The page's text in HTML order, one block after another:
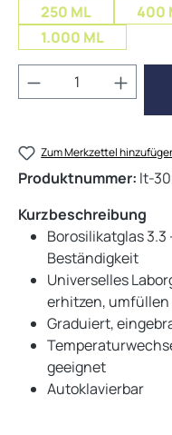
250 ML
400
1.000 ML
Produkt
Zum Merkzettel
Produktnummer: lt-
Kurzbeschreibung
Borosilikatglas
Beständigkeit
Universelles
erhitzen, umfüllen
Graduiert,
geeignet
Autoklavierbar